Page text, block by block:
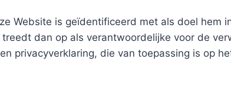
Website is geïdentificeerd met als doel hem
dan op als verantwoordelijke voor de
privacyverklaring, die van toepassing is op